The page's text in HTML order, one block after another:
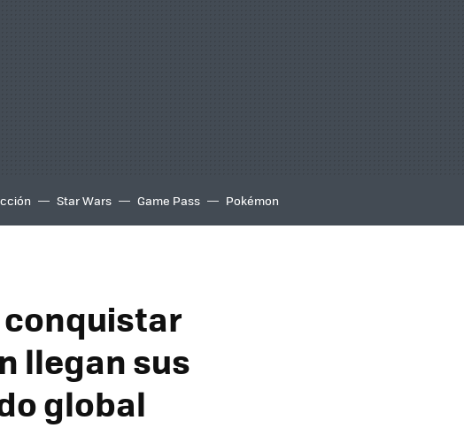
Star Wars Game Pass Pokémon
conquistar
llegan sus
global